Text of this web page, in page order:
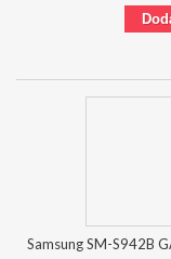
Samsung SM-S942B